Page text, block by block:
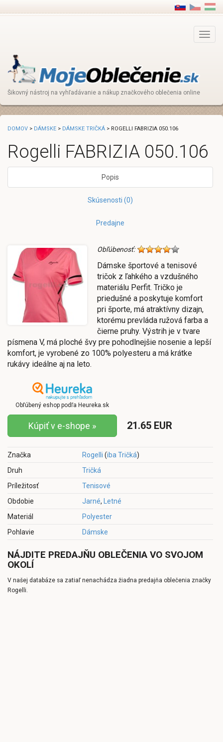
Main
Menu
Šikovný nástroj na vyhľadávanie a nákup značkového oblečenia online
DOMOV > DÁMSKE > DÁMSKE TRIČKÁ > ROGELLI FABRIZIA 050.106
Rogelli FABRIZIA 050.106
Popis
Skúsenosti (0)
Predajne
Obľúbenosť:
Dámske športové a tenisové
tričok z ľahkého a vzdušného
materiálu Perfit. Tričko je
priedušné a poskytuje komfort
pri športe, má atraktívny dizajn,
ktorému prevláda ružová farba a
čierne pruhy. Výstrih je v tvare
písmena V, má ploché švy pre pohodlnejšie nosenie a lepší
komfort, je vyrobené zo 100% polyesteru a má krátke
rukávy ideálne aj na leto.
Obľúbený eshop podľa Heureka.sk
21.65 EUR
Kúpiť v e-shope »
Značka Rogelli (iba Tričká)
Druh
Tričká
Príležitosť
Tenisové
Obdobie
Jarné,
Letné
Materiál
Polyester
Pohlavie
Dámske
NÁJDITE PREDAJŇU OBLEČENIA VO SVOJOM
OKOLÍ
V našej databáze sa zatiaľ nenachádza žiadna predajňa oblečenia značky
Rogelli.